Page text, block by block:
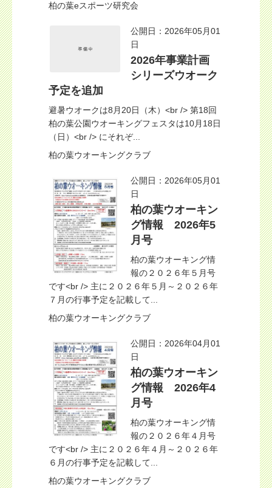
柏の葉eスポーツ研究会
公開日：2026年05月01
日
2026年事業計画
シリーズウオーク
予定を追加
避暑ウオークは8月20日（木）<br /> 第18回
柏の葉公園ウオーキングフェスタは10月18日
（日）<br /> にそれぞ...
柏の葉ウオーキングクラブ
公開日：2026年05月01
日
柏の葉ウオーキン
グ情報 2026年5
月号
柏の葉ウオーキング情
報の２０２６年５月号
です<br /> 主に２０２６年５月～２０２６年
７月の行事予定を記載して...
柏の葉ウオーキングクラブ
公開日：2026年04月01
日
柏の葉ウオーキン
グ情報 2026年4
月号
柏の葉ウオーキング情
報の２０２６年４月号
です<br /> 主に２０２６年４月～２０２６年
６月の行事予定を記載して...
柏の葉ウオーキングクラブ